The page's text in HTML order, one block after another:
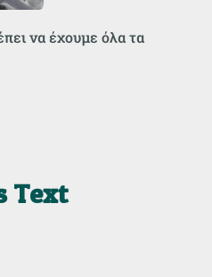
να έχουμε όλα τα
Text